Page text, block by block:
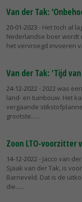
Van der Tak:
20-01-2023 - Het toch al
Nederlandse boer wordt
het vervroegd invoeren
Van der Tak: 'Tijd
24-12-2022 - 2022 was
land- en tuinbouw. Het
vergaande
grootste...
Zoon LTO-voorzitter
14-12-2022 - Jacco van
Sjaak van der Tak, is
Barneveld. Dat is de
die...